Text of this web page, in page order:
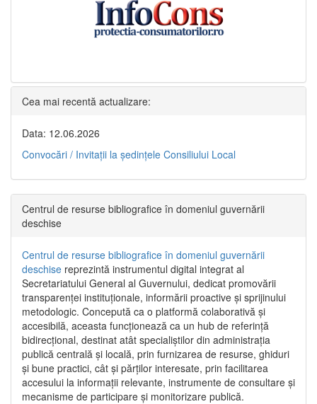
Cea mai recentă actualizare:
Data: 12.06.2026
Convocări / Invitaţii la şedinţele Consiliului Local
Centrul de resurse bibliografice în domeniul guvernării
deschise
Centrul de resurse bibliografice în domeniul guvernării
deschise reprezintă instrumentul digital integrat al
Secretariatului General al Guvernului, dedicat promovării
transparenței instituționale, informării proactive și sprijinului
metodologic. Concepută ca o platformă colaborativă și
accesibilă, aceasta funcționează ca un hub de referință
bidirecțional, destinat atât specialiștilor din administrația
publică centrală și locală, prin furnizarea de resurse, ghiduri
și bune practici, cât și părților interesate, prin facilitarea
accesului la informații relevante, instrumente de consultare și
mecanisme de participare și monitorizare publică.